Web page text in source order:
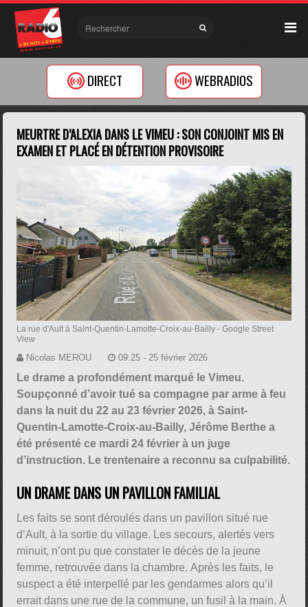
DIRECT WEBRADIOS
MEURTRE D’ALEXIA DANS LE VIMEU : SON CONJOINT MIS EN
EXAMEN ET PLACÉ EN DÉTENTION PROVISOIRE
La rue d'Ault à Saint-Quentin-Lamotte-Croix-au-Bailly - Google Street
View
Nicolas MEROU 09:25 - 25 février 2026
Le drame a profondément marqué le Vimeu.
Soupçonné d’avoir tué sa compagne par arme à feu
dans la nuit du 22 au 23 février 2026, à Saint-
Quentin-Lamotte-Croix-au-Bailly, Jérôme Berthe a
été présenté ce mardi 24 février à un juge
d’instruction. Le trentenaire a reconnu sa culpabilité.
UN DRAME DANS UN PAVILLON FAMILIAL
Les faits se sont déroulés dans un pavillon situé rue
d’Ault, à la sortie du village. Les secours, alertés vers
minuit, n’ont pu que constater le décès de la jeune
femme, retrouvée dans la chambre. Après les faits, le
suspect a été interpellé par les gendarmes alors qu’il
errait dans une rue de la commune, un fusil à la main. À